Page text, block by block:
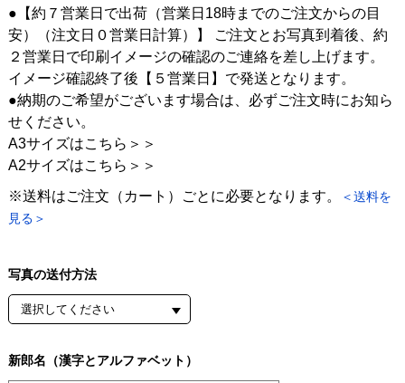
●【約７営業日で出荷（営業日18時までのご注文からの目
安）（注文日０営業日計算）】 ご注文とお写真到着後、約
２営業日で印刷イメージの確認のご連絡を差し上げます。
イメージ確認終了後【５営業日】で発送となります。
●納期のご希望がございます場合は、必ずご注文時にお知ら
せください。
A3サイズはこちら＞＞
A2サイズはこちら＞＞
※送料はご注文（カート）ごとに必要となります。
＜送料を
見る＞
写真の送付方法
新郎名（漢字とアルファベット）